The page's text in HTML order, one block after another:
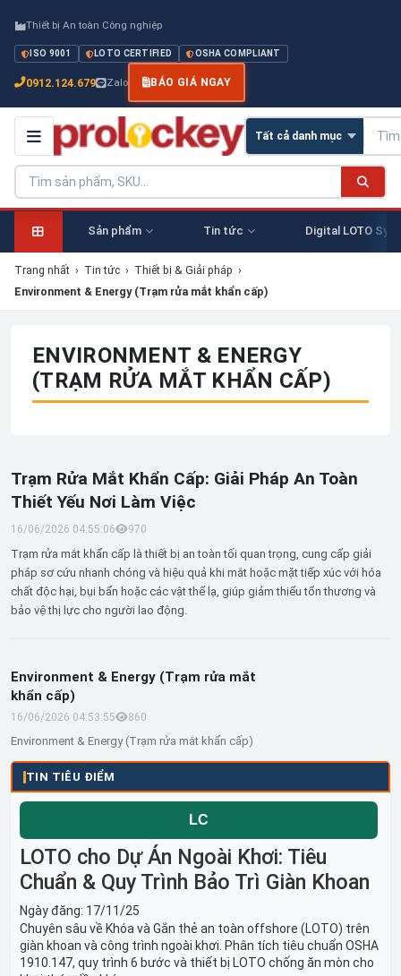
Thiết bị An toàn Công nghiệp
ISO 9001 LOTO CERTIFIED OSHA COMPLIANT
0912.124.679 Zalo BÁO GIÁ NGAY
Sản phẩm Tin tức Digital LOTO
Trang nhất › Tin tức › Thiết bị & Giải pháp ›
Environment & Energy (Trạm rửa mắt khẩn cấp)
ENVIRONMENT & ENERGY
(TRẠM RỬA MẮT KHẨN CẤP)
Trạm Rửa Mắt Khẩn Cấp: Giải Pháp An Toàn
Thiết Yếu Nơi Làm Việc
16/06/2026 04:55:06 970
Trạm rửa mắt khẩn cấp là thiết bị an toàn tối quan trọng, cung cấp giải
pháp sơ cứu nhanh chóng và hiệu quả khi mắt hoặc mặt tiếp xúc với hóa
chất độc hại, bụi bẩn hoặc các vật thể lạ, giúp giảm thiểu tổn thương và
bảo vệ thị lực cho người lao động.
Environment & Energy (Trạm rửa mắt
khẩn cấp)
16/06/2026 04:53:55 860
Environment & Energy (Trạm rửa mắt khẩn cấp)
TIN TIÊU ĐIỂM
LOTO cho Dự Án Ngoài Khơi: Tiêu
Chuẩn & Quy Trình Bảo Trì Giàn Khoan
Ngày đăng: 17/11/25
Chuyên sâu về Khóa và Gắn thẻ an toàn offshore (LOTO) trên
giàn khoan và công trình ngoài khơi. Phân tích tiêu chuẩn OSHA
1910.147, quy trình 6 bước và thiết bị LOTO chống ăn mòn cho